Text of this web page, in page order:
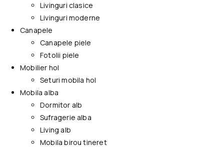
Livinguri clasice
Livinguri moderne
Canapele
Canapele piele
Fotolii piele
Mobilier hol
Seturi mobila hol
Mobila alba
Dormitor alb
Sufragerie alba
Living alb
Mobila birou tineret